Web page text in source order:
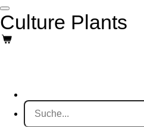
Zum
Hauptinhalt
springen
Culture Plants